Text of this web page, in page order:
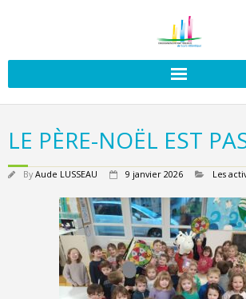
LE PÈRE-NOËL EST
ByAude LUSSEAU 9 janvier 2026 Les